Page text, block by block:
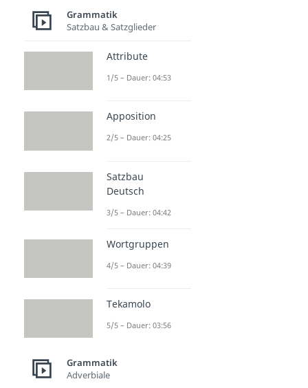
Grammatik
Satzbau & Satzglieder
Attribute
1/5 – Dauer: 04:53
Apposition
2/5 – Dauer: 04:25
Satzbau
Deutsch
3/5 – Dauer: 04:42
Wortgruppen
4/5 – Dauer: 04:39
Tekamolo
5/5 – Dauer: 03:56
Grammatik
Adverbiale